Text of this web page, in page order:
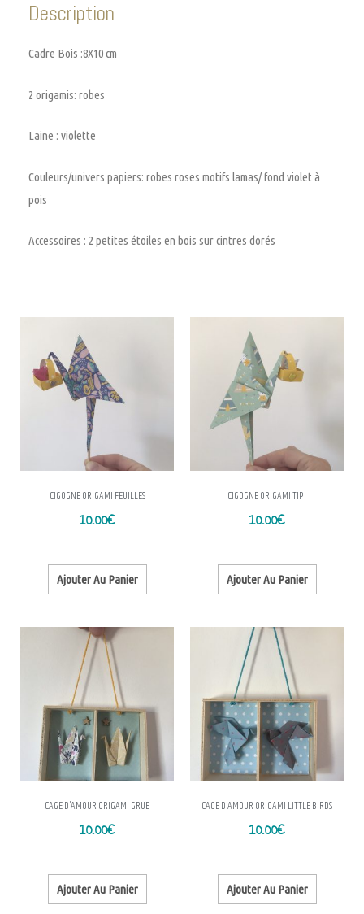
Description
Cadre Bois :8X10 cm
2 origamis: robes
Laine : violette
Couleurs/univers papiers: robes roses motifs lamas/ fond violet à
pois
Accessoires : 2 petites étoiles en bois sur cintres dorés
CIGOGNE ORIGAMI FEUILLES
10.00€
Ajouter Au Panier
CIGOGNE ORIGAMI TIPI
10.00€
Ajouter Au Panier
CAGE D’AMOUR ORIGAMI GRUE
10.00€
Ajouter Au Panier
CAGE D’AMOUR ORIGAMI LITTLE BIRDS
10.00€
Ajouter Au Panier